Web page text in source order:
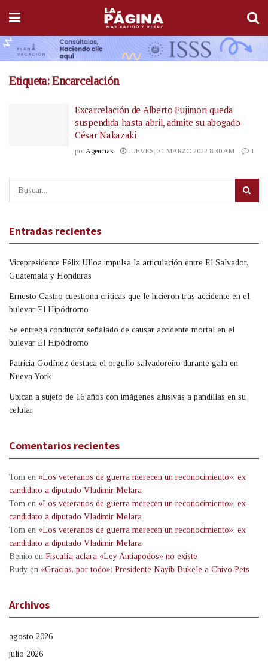
Etiqueta:Encarcelación
Excarcelación de Alberto Fujimori queda
suspendida hasta abril, admite su abogado
César Nakazaki
por Agencias JUEVES, 31 MARZO 2022 8:30 AM 1
Entradas recientes
Vicepresidente Félix Ulloa impulsa la articulación entre El Salvador,
Guatemala y Honduras
Ernesto Castro cuestiona críticas que le hicieron tras accidente en el
bulevar El Hipódromo
Se entrega conductor señalado de causar accidente mortal en el
bulevar El Hipódromo
Patricia Godínez destaca el orgullo salvadoreño durante gala en
Nueva York
Ubican a sujeto de 16 años con imágenes alusivas a pandillas en su
celular
Comentarios recientes
Tom en «Los veteranos de guerra merecen un reconocimiento»: ex
candidato a diputado Vladimir Melara
Tom en «Los veteranos de guerra merecen un reconocimiento»: ex
candidato a diputado Vladimir Melara
Tom en «Los veteranos de guerra merecen un reconocimiento»: ex
candidato a diputado Vladimir Melara
Benito en Fiscalía aclara «Ley Antiapodos» no existe
Rudy en «Gracias, por todo»: Presidente Nayib Bukele a Chivo Pets
Archivos
agosto 2026
julio 2026